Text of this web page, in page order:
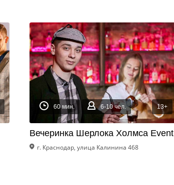
60 мин. 6-10 чел. 13+
Вечеринка Шерлока Холмса Event
г. Краснодар, улица Калинина 468